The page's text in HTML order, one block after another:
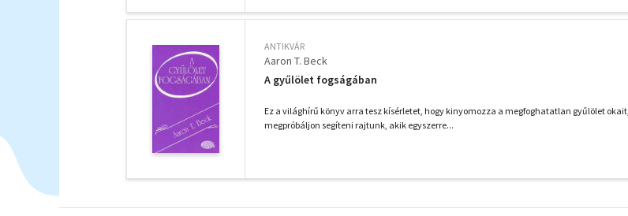
ANTIKVÁR
Aaron T. Beck
A gyűlölet fogságában
Ez a világhírű könyv arra tesz kísérletet, hogy kinyomozza a megfoghatatlan gyűlölet okait,
megpróbáljon segíteni rajtunk, akik egyszerre...
szűrők